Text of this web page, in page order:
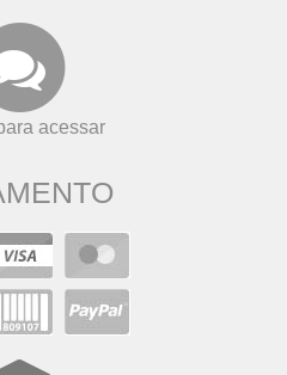
acessar